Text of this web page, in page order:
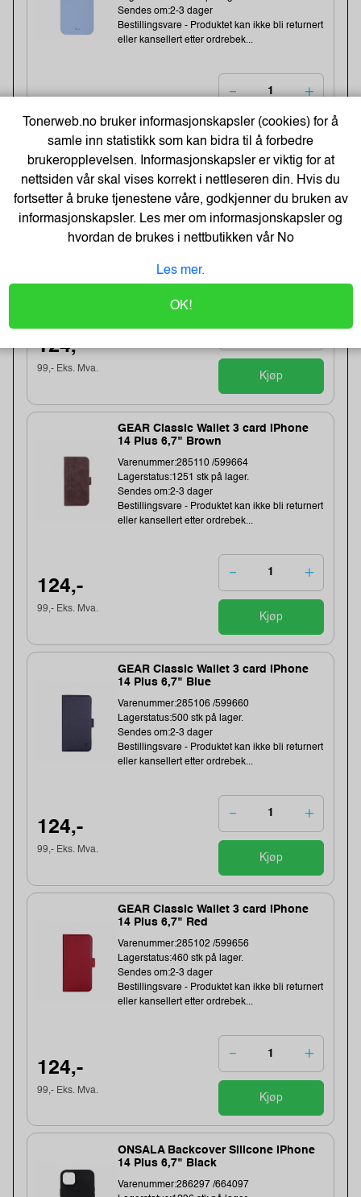
Sendes om:2-3 dager
Bestillingsvare - Produktet kan ikke bli returnert
eller kansellert etter ordrebek...
99,- Eks. Mva.
Kjøp
14 Plus 6,7" Black
Varenummer:285114 /599668
Lagerstatus:5607 stk på lager.
Bestillingsvare - Produktet kan ikke bli returnert
124,-
99,- Eks. Mva.
Kjøp
GEAR Classic Wallet 3 card iPhone
14 Plus 6,7" Brown
Varenummer:285110 /599664
Lagerstatus:1251 stk på lager.
Sendes om:2-3 dager
Bestillingsvare - Produktet kan ikke bli returnert
eller kansellert etter ordrebek...
124,-
99,- Eks. Mva.
Kjøp
GEAR Classic Wallet 3 card iPhone
14 Plus 6,7" Blue
Varenummer:285106 /599660
Lagerstatus:500 stk på lager.
Sendes om:2-3 dager
Bestillingsvare - Produktet kan ikke bli returnert
eller kansellert etter ordrebek...
124,-
99,- Eks. Mva.
Kjøp
GEAR Classic Wallet 3 card iPhone
14 Plus 6,7" Red
Varenummer:285102 /599656
Lagerstatus:460 stk på lager.
Sendes om:2-3 dager
Bestillingsvare - Produktet kan ikke bli returnert
eller kansellert etter ordrebek...
124,-
99,- Eks. Mva.
Kjøp
ONSALA Backcover Silicone iPhone
14 Plus 6,7" Black
Varenummer:286297 /664097
Tonerweb.no bruker informasjonskapsler (cookies) for å
samle inn statistikk som kan bidra til å forbedre
brukeropplevelsen. Informasjonskapsler er viktig for at
nettsiden vår skal vises korrekt i nettleseren din. Hvis du
fortsetter å bruke tjenestene våre, godkjenner du bruken av
informasjonskapsler. Les mer om informasjonskapsler og
hvordan de brukes i nettbutikken vårNo
Les mer.
OK!